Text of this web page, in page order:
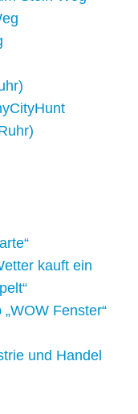
kauft ein
Fenster“
und Handel